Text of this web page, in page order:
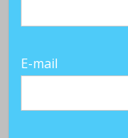
E-mail